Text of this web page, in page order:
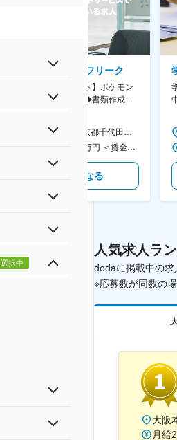
選択中
株式会社ゲームフリーク
【庶務アシスタント】ポケモン
シリーズ開発企業◆書類作成・
気になる
人気求人ラ
dodaに掲載中の求
※応募数が同数の